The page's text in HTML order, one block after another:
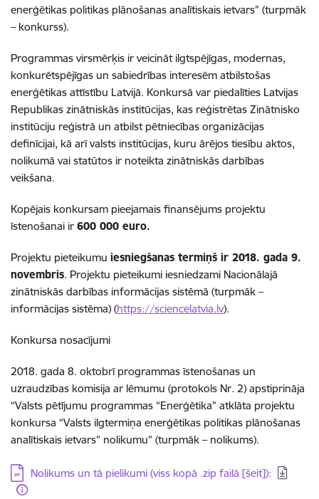
enerģētikas politikas plānošanas analītiskais ietvars” (turpmāk
– konkurss).
Programmas virsmērķis ir veicināt ilgtspējīgas, modernas,
konkurētspējīgas un sabiedrības interesēm atbilstošas
enerģētikas attīstību Latvijā. Konkursā var piedalīties Latvijas
Republikas zinātniskās institūcijas, kas reģistrētas Zinātnisko
institūciju reģistrā un atbilst pētniecības organizācijas
definīcijai, kā arī valsts institūcijas, kuru ārējos tiesību aktos,
nolikumā vai statūtos ir noteikta zinātniskās darbības
veikšana.
Kopējais konkursam pieejamais finansējums projektu
īstenošanai ir 600 000 euro.
Projektu pieteikumu iesniegšanas termiņš ir 2018. gada 9.
novembris. Projektu pieteikumi iesniedzami Nacionālajā
zinātniskās darbības informācijas sistēmā (turpmāk –
informācijas sistēma) (https://sciencelatvia.lv).
Konkursa nosacījumi
2018. gada 8. oktobrī programmas īstenošanas un
uzraudzības komisija ar lēmumu (protokols Nr. 2) apstiprināja
“Valsts pētījumu programmas “Enerģētika” atklāta projektu
konkursa “Valsts ilgtermiņa enerģētikas politikas plānošanas
analītiskais ietvars” nolikumu” (turpmāk – nolikums).
Lejupielādēt:
Nolikums un tā pielikumi (viss kopā .zip failā [šeit]):